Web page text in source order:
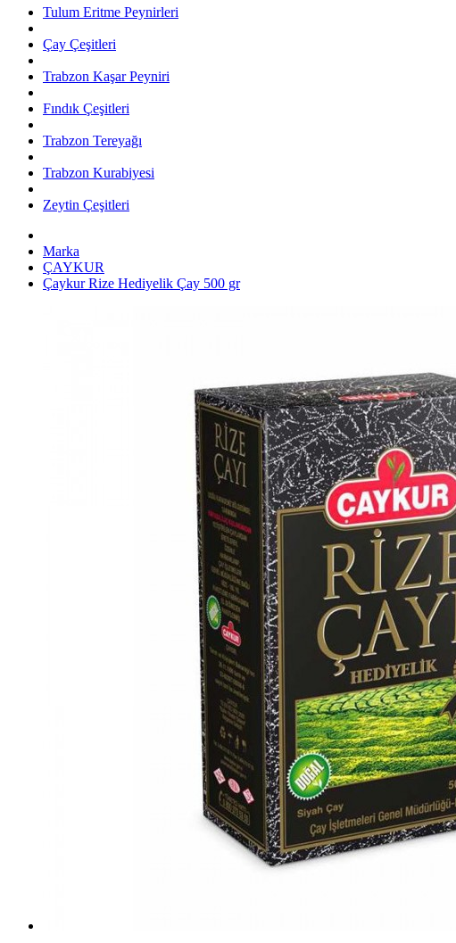
Tulum Eritme Peynirleri
Çay Çeşitleri
Trabzon Kaşar Peyniri
Fındık Çeşitleri
Trabzon Tereyağı
Trabzon Kurabiyesi
Zeytin Çeşitleri
Marka
ÇAYKUR
Çaykur Rize Hediyelik Çay 500 gr